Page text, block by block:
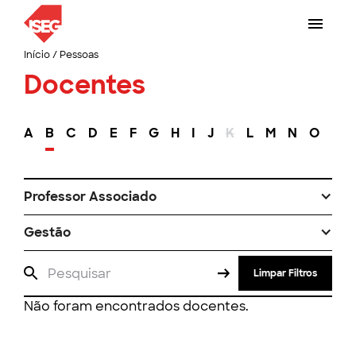
Início/ Pessoas
Docentes
A B C D E F G H I J K L M N O
Professor Associado
Gestão
Limpar Filtros
Não foram encontrados docentes.